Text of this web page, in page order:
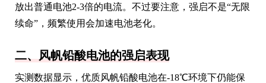
放出普通电池2-3倍的电流。不过要注意，强启不是“无限
续命”，频繁使用会加速电池老化。
二、风帆铅酸电池的强启表现
实测数据显示，优质风帆铅酸电池在-18℃环境下仍能保